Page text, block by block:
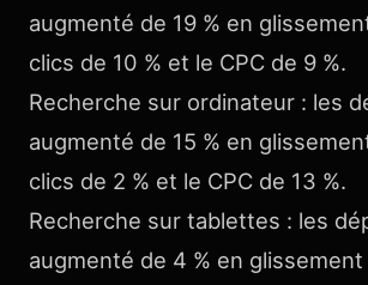
augmenté de 19 % en
clics de 10 % et le CPC de 9 %.
Recherche sur ordinateur : les
augmenté de 15 % en
clics de 2 % et le CPC de 13 %.
Recherche sur tablettes : les
augmenté de 4 % en